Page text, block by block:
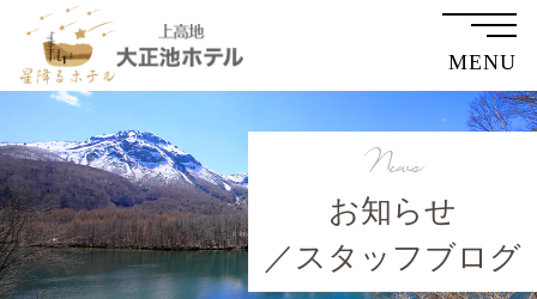
MENU
お知らせ
／スタッフブログ
News